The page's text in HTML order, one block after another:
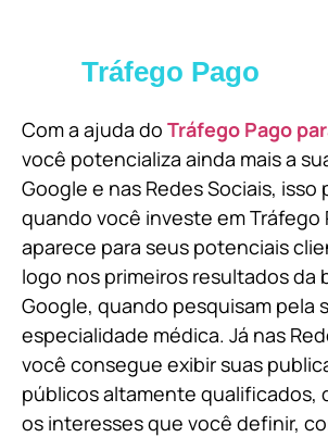
Tráfego Pago
Com a ajuda do Tráfego Pago
você potencializa ainda mais a
Google e nas Redes Sociais, isso
quando você investe em Tráfego
aparece para seus potenciais
logo nos primeiros resultados da
Google, quando pesquisam pela
especialidade médica. Já nas
você consegue exibir suas
públicos altamente qualificados,
os interesses que você definir,